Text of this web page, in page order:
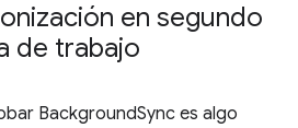
en segundo
de trabajo
BackgroundSync es algo